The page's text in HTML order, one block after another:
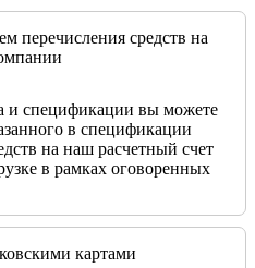
перечисления средств на
и спецификации вы можете
в спецификации
на наш расчетный счет
в рамках оговоренных
картами